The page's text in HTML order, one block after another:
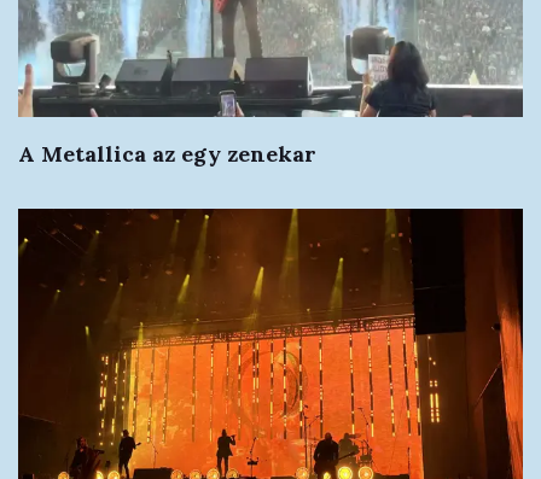
A Metallica az egy zenekar